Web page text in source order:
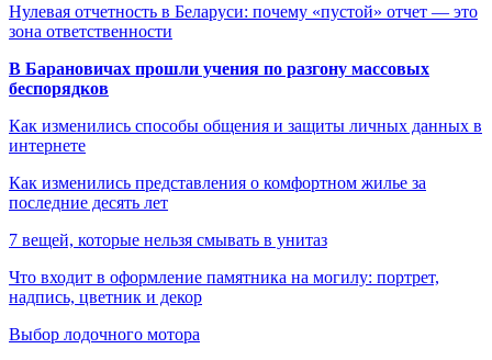
Нулевая отчетность в Беларуси: почему «пустой» отчет — это
зона ответственности
В Барановичах прошли учения по разгону массовых
беспорядков
Как изменились способы общения и защиты личных данных в
интернете
Как изменились представления о комфортном жилье за
последние десять лет
7 вещей, которые нельзя смывать в унитаз
Что входит в оформление памятника на могилу: портрет,
надпись, цветник и декор
Выбор лодочного мотора